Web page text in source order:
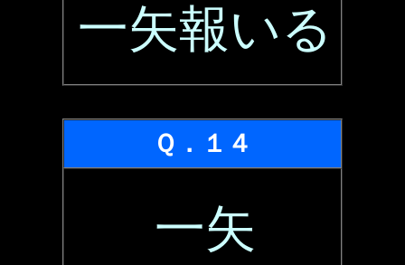
一矢報いる
Ｑ．１４
一矢